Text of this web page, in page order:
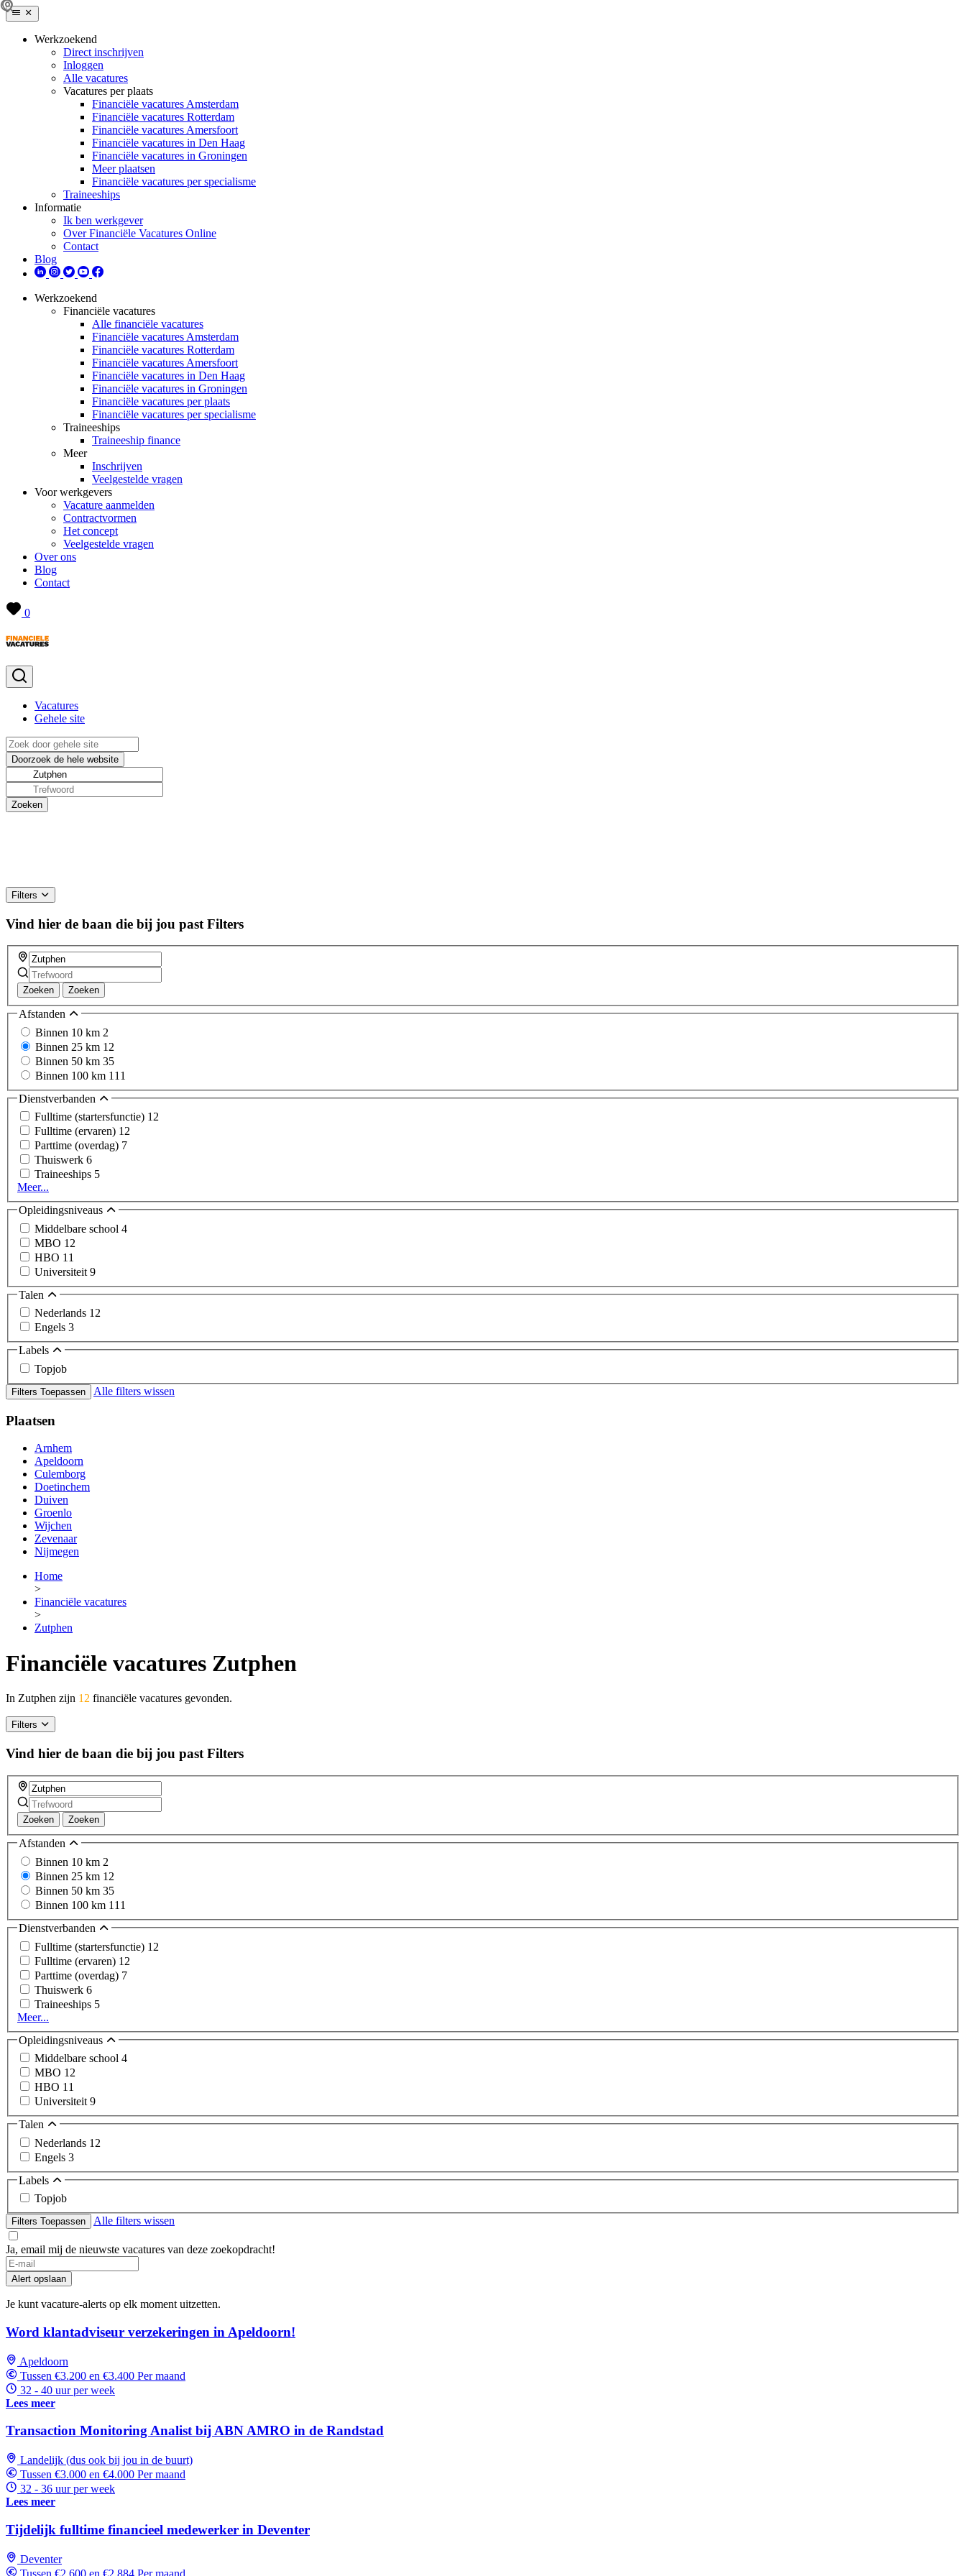
Werkzoekend
Direct inschrijven
Inloggen
Alle vacatures
Vacatures per plaats
Financiële vacatures Amsterdam
Financiële vacatures Rotterdam
Financiële vacatures Amersfoort
Financiële vacatures in Den Haag
Financiële vacatures in Groningen
Meer plaatsen
Financiële vacatures per specialisme
Traineeships
Informatie
Ik ben werkgever
Over Financiële Vacatures Online
Contact
Blog
Werkzoekend
Financiële vacatures
Alle financiële vacatures
Financiële vacatures Amsterdam
Financiële vacatures Rotterdam
Financiële vacatures Amersfoort
Financiële vacatures in Den Haag
Financiële vacatures in Groningen
Financiële vacatures per plaats
Financiële vacatures per specialisme
Traineeships
Traineeship finance
Meer
Inschrijven
Veelgestelde vragen
Voor werkgevers
Vacature aanmelden
Contractvormen
Het concept
Veelgestelde vragen
Over ons
Blog
Contact
0
Vacatures
Gehele site
Filters
Vind hier de baan die bij jou past Filters
Zoeken Zoeken
Afstanden
Binnen 10 km 2
Binnen 25 km 12
Binnen 50 km 35
Binnen 100 km 111
Dienstverbanden
Fulltime (startersfunctie) 12
Fulltime (ervaren) 12
Parttime (overdag) 7
Thuiswerk 6
Traineeships 5
Meer...
Opleidingsniveaus
Middelbare school 4
MBO 12
HBO 11
Universiteit 9
Talen
Nederlands 12
Engels 3
Labels
Topjob
Filters Toepassen Alle filters wissen
Plaatsen
Arnhem
Apeldoorn
Culemborg
Doetinchem
Duiven
Groenlo
Wijchen
Zevenaar
Nijmegen
Home
>
Financiële vacatures
>
Zutphen
Financiële vacatures Zutphen
In Zutphen zijn 12 financiële vacatures gevonden.
Filters
Vind hier de baan die bij jou past Filters
Zoeken Zoeken
Afstanden
Binnen 10 km 2
Binnen 25 km 12
Binnen 50 km 35
Binnen 100 km 111
Dienstverbanden
Fulltime (startersfunctie) 12
Fulltime (ervaren) 12
Parttime (overdag) 7
Thuiswerk 6
Traineeships 5
Meer...
Opleidingsniveaus
Middelbare school 4
MBO 12
HBO 11
Universiteit 9
Talen
Nederlands 12
Engels 3
Labels
Topjob
Filters Toepassen Alle filters wissen
Ja, email mij de nieuwste vacatures van deze zoekopdracht!
If
you
are
a
ignore
this
field
Alert opslaan
Je kunt vacature-alerts op elk moment uitzetten.
Word klantadviseur verzekeringen in Apeldoorn!
Apeldoorn
Tussen €3.200 en €3.400 Per maand
32 - 40 uur per week
Lees meer
Transaction Monitoring Analist bij ABN AMRO in de Randstad
Landelijk (dus ook bij jou in de buurt)
Tussen €3.000 en €4.000 Per maand
32 - 36 uur per week
Lees meer
Tijdelijk fulltime financieel medewerker in Deventer
Deventer
Tussen €2.600 en €2.884 Per maand